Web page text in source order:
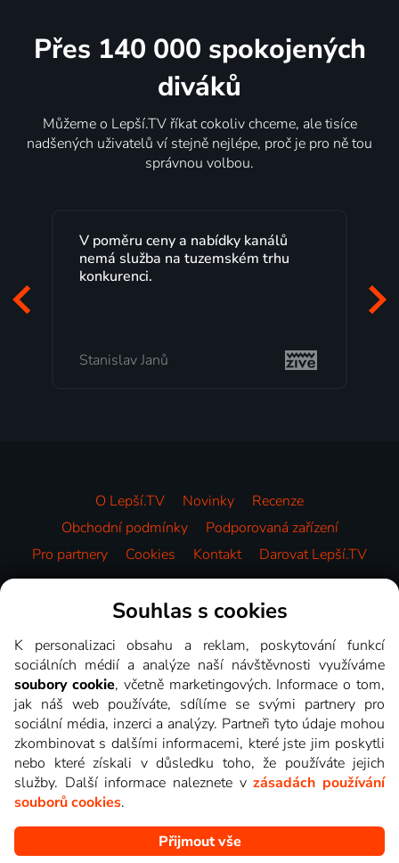
Přes 140 000 spokojených
diváků
Můžeme o Lepší.TV říkat cokoliv chceme, ale tisíce
nadšených uživatelů ví stejně nejlépe, proč je pro ně tou
správnou volbou.
V poměru ceny a nabídky kanálů
nemá služba na tuzemském trhu
konkurenci.
Stanislav Janů
O Lepší.TV Novinky
Recenze
Obchodní podmínky
Podporovaná zařízení
Pro partnery
Cookies Kontakt Darovat Lepší.TV
Videotéka
Copyright © goNET s.r.o. Na tomto webu jsou zobrazovány
obrázky z pořadů TV stanic, které můžete sledovat v Lepší.TV.
Souhlas s cookies
K personalizaci obsahu a reklam, poskytování funkcí
sociálních médií a analýze naší návštěvnosti využíváme
soubory cookie, včetně marketingových. Informace o tom,
jak náš web používáte, sdílíme se svými partnery pro
sociální média, inzerci a analýzy. Partneři tyto údaje mohou
zkombinovat s dalšími informacemi, které jste jim poskytli
nebo které získali v důsledku toho, že používáte jejich
služby. Další informace naleznete vzásadách používání
souborů cookies.
Přijmout vše